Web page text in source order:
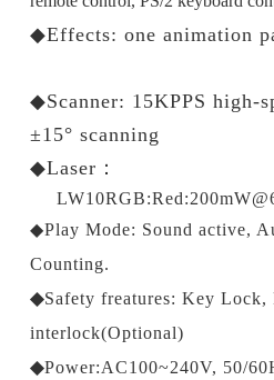
◆Effects: one animation
◆Scanner: 15KPPS high-
±15° scanning
◆Laser：
◆Play Mode: Sound active,
Counting.
◆Safety freatures: Key Lock,
interlock(Optional)
◆Power:AC100~240V, 50/